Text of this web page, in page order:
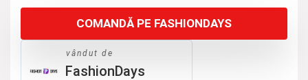
a
fost:
187 lei.
este:
170 lei.
COMANDĂ PE FASHIONDAYS
vândut de
FashionDays